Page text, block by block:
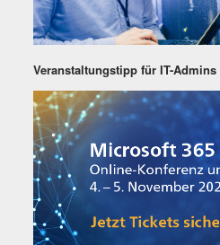
Veranstaltungstipp für IT-Admins